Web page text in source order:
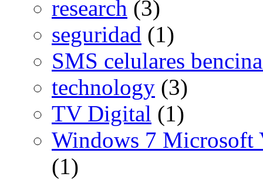
research (3)
seguridad (1)
SMS celulares
technology (3)
TV Digital (1)
Windows 7 Microsoft
(1)